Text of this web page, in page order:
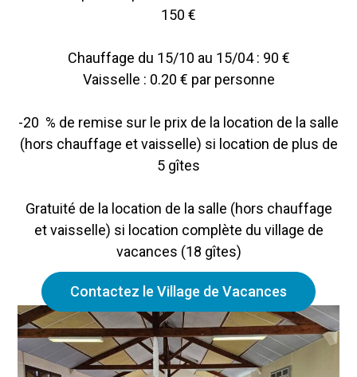
150 €
Chauffage du 15/10 au 15/04 : 90 €
Vaisselle : 0.20 € par personne
-20 % de remise sur le prix de la location de la salle
(hors chauffage et vaisselle) si location de plus de
5 gîtes
Gratuité de la location de la salle (hors chauffage
et vaisselle) si location complète du village de
vacances (18 gîtes)
Contactez le Village de Vacances